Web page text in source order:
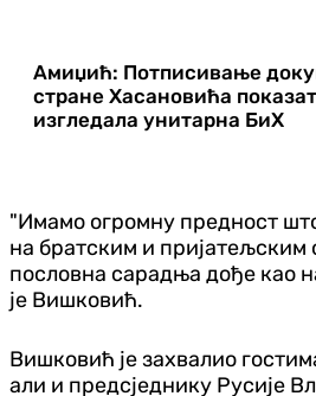
Амиџић: Потписивање
стране Хасановића
изгледала унитарна БиХ
"Имамо огромну предност
на братским и пријатељским
пословна сарадња дође као
је Вишковић.
Вишковић је захвалио
али и предсједнику Русије